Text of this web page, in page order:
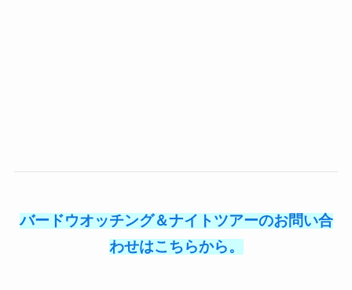
バードウオッチング＆ナイトツアーのお問い合
わせはこちらから。